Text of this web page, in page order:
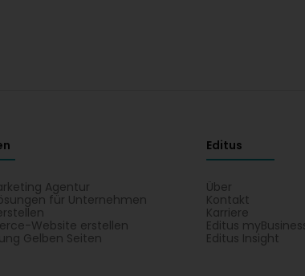
Agentur
für Unternehmen
Website erstellen
Gelben Seiten
Editus
Über
Kontakt
Karriere
Editus
Editus Insight